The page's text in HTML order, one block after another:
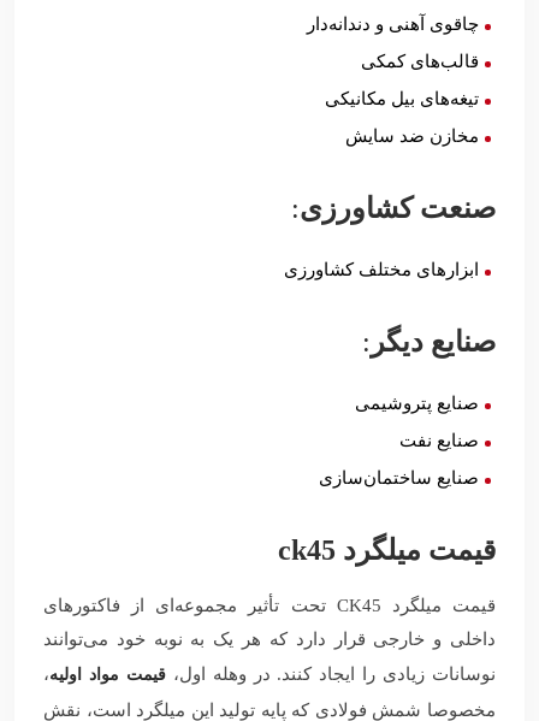
چاقوی آهنی و دندانه‌دار
قالب‌های کمکی
تیغه‌های بیل مکانیکی
مخازن ضد سایش
صنعت کشاورزی:
ابزارهای مختلف کشاورزی
صنایع دیگر :
صنایع پتروشیمی
صنایع نفت
صنایع ساختمان‌سازی
قیمت میلگرد ck45
قیمت میلگرد CK45 تحت تأثیر مجموعه‌ای از فاکتورهای
داخلی و خارجی قرار دارد که هر یک به نوبه خود می‌توانند
نوسانات زیادی را ایجاد کنند. در وهله اول،قیمت مواد اولیه،
مخصوصا شمش فولادی که پایه تولید این میلگرد است، نقش